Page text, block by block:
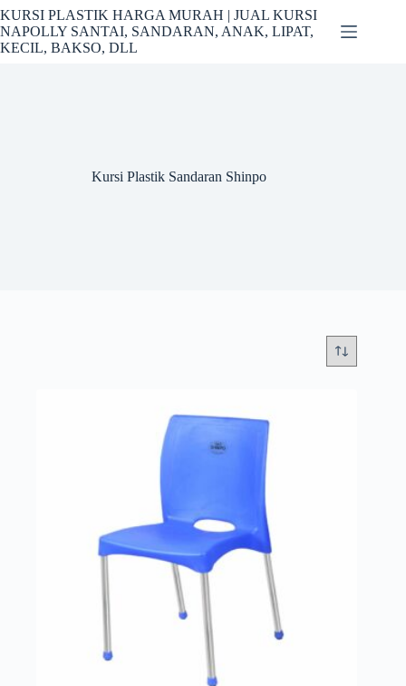
Skip
to
content
KURSI PLASTIK HARGA MURAH | JUAL KURSI
NAPOLLY SANTAI, SANDARAN, ANAK, LIPAT,
KECIL, BAKSO, DLL
Kursi Plastik Sandaran Shinpo